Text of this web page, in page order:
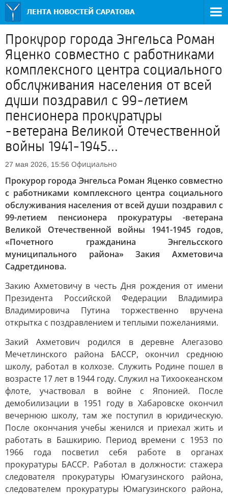
Прокурор города Энгельса Роман
Яценко совместно с работниками
комплексного центра социального
обслуживания населения от всей
души поздравил с 99-летием
пенсионера прокуратуры
-ветерана Великой Отечественной
войны 1941-1945...
27 мая 2026, 15:56 Официально
Прокурор города Энгельса Роман Яценко совместно
с работниками комплексного центра социального
обслуживания населения от всей души поздравил с
99-летием пенсионера прокуратуры -ветерана
Великой Отечественной войны 1941-1945 годов,
«Почетного гражданина Энгельсского
муниципального района» Закия Ахметовича
Садретдинова.
Закию Ахметовичу в честь Дня рождения от имени
Президента Российской Федерации Владимира
Владимировича Путина торжественно вручена
открытка с поздравлением и теплыми пожеланиями.
Закий Ахметович родился в деревне Алегазово
Мечетлинского района БАССР, окончил среднюю
школу, работал в колхозе. Служить Родине пошел в
возрасте 17 лет в 1944 году. Служил на Тихоокеанском
флоте, участвовал в войне с Японией. После
демобилизации в 1951 году в Хабаровске окончил
вечернюю школу, там же поступил в юридическую.
После окончания учебы женился и приехал жить и
работать в Башкирию. Период времени с 1953 по
1966 года посветил себя работе в органах
прокуратуры БАССР. Работал в должности: стажера
следователя прокуратуры Юмагузинского района,
следователем прокуратуры Юмагузинского района,